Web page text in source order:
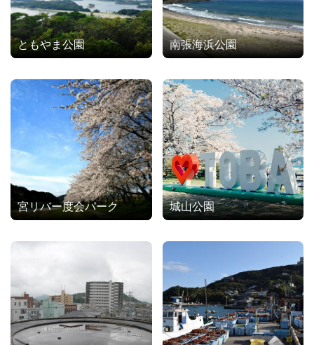
ともやま公園 南張海浜公園
宮リバー度会パーク 城山公園